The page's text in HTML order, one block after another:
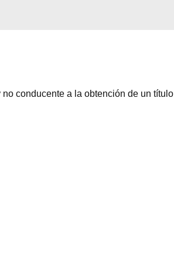
conducente a la obtención de un título